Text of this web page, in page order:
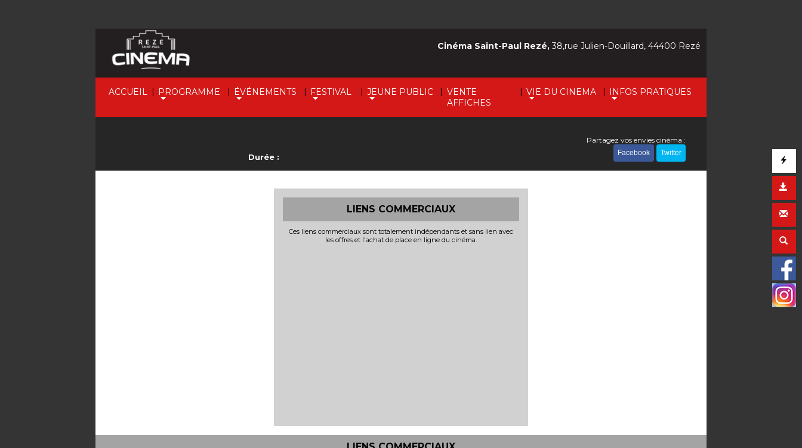
ACCUEIL | PROGRAMME | ÉVÉNEMENTS | FESTIVAL | JEUNE PUBLIC | VENTE
AFFICHES
| VIE DU CINEMA | INFOS PRATIQUES
Cinéma Saint-Paul Rezé,38,rue Julien-Douillard, 44400 Rezé
Durée :
Partagez vos envies cinéma :
Facebook Twitter
LIENS COMMERCIAUX
Ces liens commerciaux sont totalement indépendants et sans lien avec
les offres et l'achat de place en ligne du cinéma.